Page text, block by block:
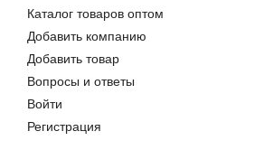
Каталог товаров оптом
Добавить компанию
Добавить товар
Вопросы и ответы
Войти
Регистрация